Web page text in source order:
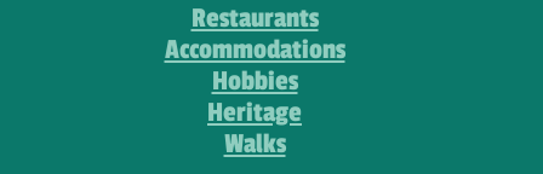
Restaurants
Accommodations
Hobbies
Heritage
Walks